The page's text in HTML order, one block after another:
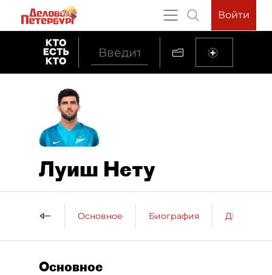
Войти
Луиш Нету
Основное Биография ДП о
Основное